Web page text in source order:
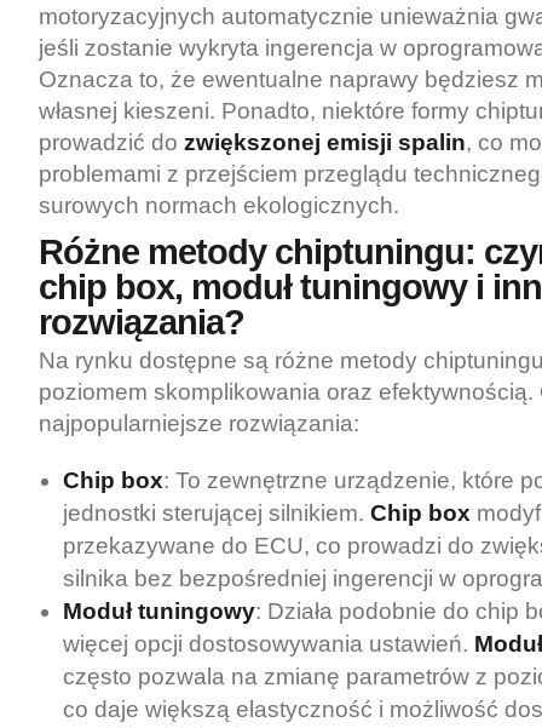
motoryzacyjnych automatycznie unieważnia
jeśli zostanie wykryta ingerencja w
Oznacza to, że ewentualne naprawy będziesz
własnej kieszeni. Ponadto, niektóre formy
prowadzić do zwiększonej emisji spalin, co
problemami z przejściem przeglądu
surowych normach ekologicznych.
Różne metody chiptuningu:
chip box, moduł tuningowy i
rozwiązania?
Na rynku dostępne są różne metody
poziomem skomplikowania oraz efektywnością.
najpopularniejsze rozwiązania:
Chip box: To zewnętrzne urządzenie, które
jednostki sterującej silnikiem. Chip box
przekazywane do ECU, co prowadzi do
silnika bez bezpośredniej ingerencji w
Moduł tuningowy: Działa podobnie do chip
więcej opcji dostosowywania ustawień.
często pozwala na zmianę parametrów z
co daje większą elastyczność i możliwość